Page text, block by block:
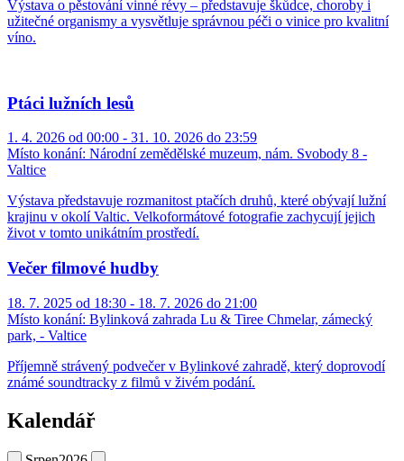
Výstava o pěstování vinné révy – představuje škůdce, choroby i
užitečné organismy a vysvětluje správnou péči o vinice pro kvalitní
víno.
Ptáci lužních lesů
1. 4. 2026 od 00:00 - 31. 10. 2026 do 23:59
Místo konání: Národní zemědělské muzeum, nám. Svobody 8 -
Valtice
Výstava představuje rozmanitost ptačích druhů, které obývají lužní
krajinu v okolí Valtic. Velkoformátové fotografie zachycují jejich
život v tomto unikátním prostředí.
Večer filmové hudby
18. 7. 2025 od 18:30 - 18. 7. 2026 do 21:00
Místo konání: Bylinková zahrada Lu & Tiree Chmelar, zámecký
park, - Valtice
Příjemně strávený podvečer v Bylinkové zahradě, který doprovodí
známé soundtracky z filmů v živém podání.
Kalendář